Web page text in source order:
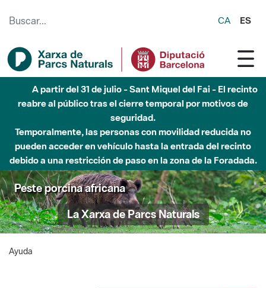
CA ES
A partir del 31 de julio - Sant Miquel del Fai - El recinto
reabre al público tras el cierre temporal por motivos de
seguridad.
Temporalmente, las personas con movilidad reducida no
pueden acceder en vehículo hasta la entrada del recinto
debido a una restricción de paso en la zona de la Foradada.
Peste porcina africana
La Xarxa de Parcs Naturals
Ayuda